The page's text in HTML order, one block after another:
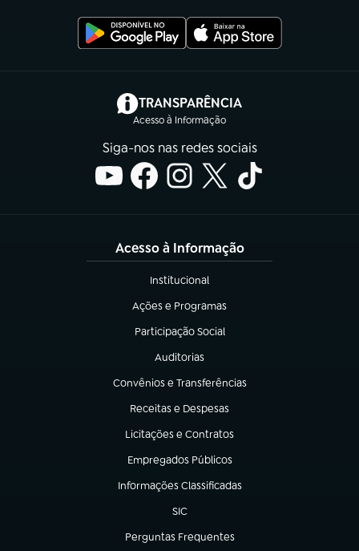
TRANSPARÊNCIA
Acesso à Informação
(abre em nova aba)
Siga-nos nas redes sociais
Acesso à Informação
Institucional
(abre em nova aba)
Ações e Programas
(abre em nova aba)
Participação Social
(abre em nova aba)
Auditorias
(abre em nova aba)
Convênios e Transferências
(abre em nova aba)
Receitas e Despesas
(abre em nova aba)
Licitações e Contratos
(abre em nova aba)
Empregados Públicos
(abre em nova aba)
Informações Classificadas
(abre em nova aba)
SIC
(abre em nova aba)
Perguntas Frequentes
(abre em nova aba)